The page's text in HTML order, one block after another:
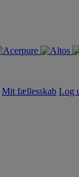
Mit fællesskab Log